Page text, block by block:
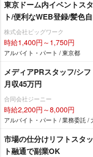
東京ドーム内イベントス
ト/便利なWEB登録/髪色
株式会社ビッグワーク
時給1,400円～1,750円
アルバイト・パート / 東京都
メディアPRスタッフ/シ
月収45万円
合同会社ジーニー
時給2,200円～8,000円
アルバイト・パート / 業務委託 /
市場の仕分けリフトスタ
ト融通で副業OK